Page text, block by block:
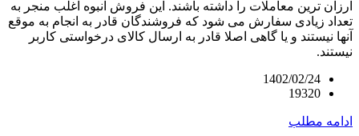
ارزان ترین معاملات را داشته باشند. این فروش انبوه اغلب منجر به
تعداد زیادی سفارش می شود که فروشندگان قادر به انجام به موقع
آنها نیستند و یا گاهی اصلا قادر به ارسال کالای درخواستی کاربر
نیستند.
1402/02/24
19320
ادامه مطلب